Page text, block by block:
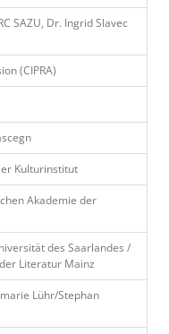
SAZU, Dr. Ingrid Slavec
(CIPRA)
Kulturinstitut
Akademie der
des Saarlandes /
Literatur Mainz
Lühr/Stephan